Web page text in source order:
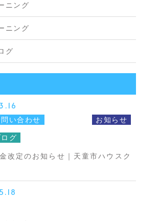
ニング
ニング
グ
い合わせ お知らせ
グ
改定のお知らせ｜天童市ハウスク